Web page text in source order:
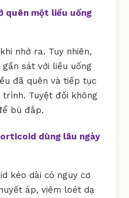
quên một liều uống
nhớ ra. Tuy nhiên,
sát với liều uống
đã quên và tiếp tục
Tuyệt đối không
bù đắp.
dùng lâu ngày
kéo dài có nguy cơ
áp, viêm loét dạ